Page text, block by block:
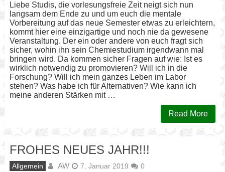
Liebe Studis, die vorlesungsfreie Zeit neigt sich nun
langsam dem Ende zu und um euch die mentale
Vorbereitung auf das neue Semester etwas zu erleichtern,
kommt hier eine einzigartige und noch nie da gewesene
Veranstaltung. Der ein oder andere von euch fragt sich
sicher, wohin ihn sein Chemiestudium irgendwann mal
bringen wird. Da kommen sicher Fragen auf wie: Ist es
wirklich notwendig zu promovieren? Will ich in die
Forschung? Will ich mein ganzes Leben im Labor
stehen? Was habe ich für Alternativen? Wie kann ich
meine anderen Stärken mit …
Read More
FROHES NEUES JAHR!!!
Allgemein AW 7. Januar 2019 0